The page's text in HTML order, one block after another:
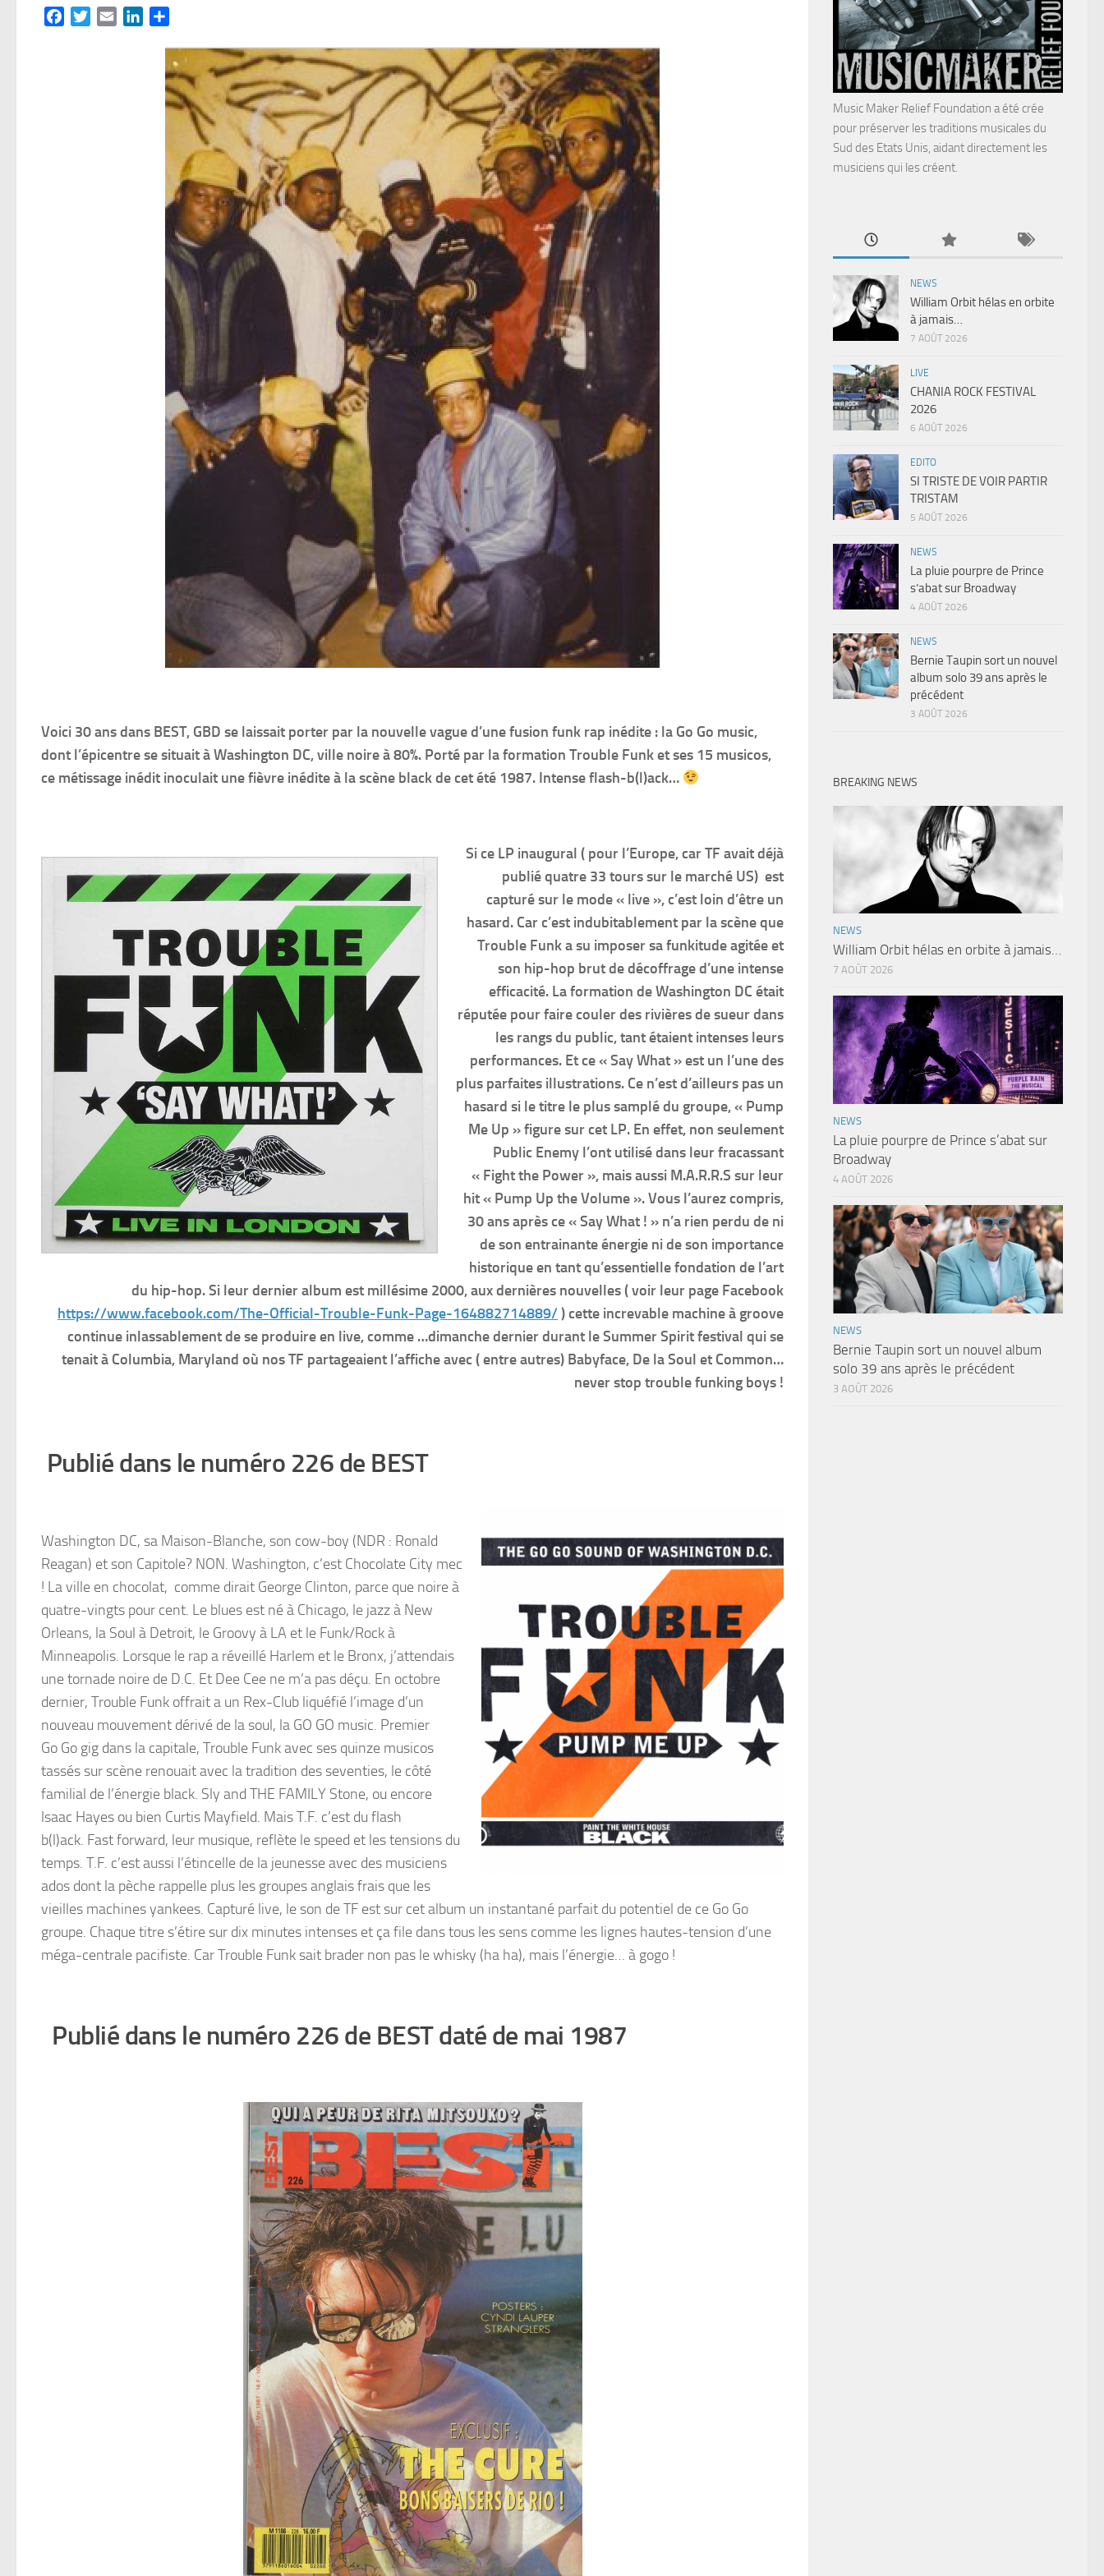
FacebookTwitterEmail LinkedIn
Voici 30 ans dans BEST, GBD se laissait porter par la nouvelle vague d’une fusion funk rap inédite : la Go Go music,
dont l’épicentre se situait à Washington DC, ville noire à 80%. Porté par la formation Trouble Funk et ses 15 musicos,
ce métissage inédit inoculait une fièvre inédite à la scène black de cet été 1987. Intense flash-b(l)ack…
Si ce LP inaugural ( pour l’Europe, car TF avait déjà
publié quatre 33 tours sur le marché US) est
capturé sur le mode « live », c’est loin d’être un
hasard. Car c’est indubitablement par la scène que
Trouble Funk a su imposer sa funkitude agitée et
son hip-hop brut de décoffrage d’une intense
efficacité. La formation de Washington DC était
réputée pour faire couler des rivières de sueur dans
les rangs du public, tant étaient intenses leurs
performances. Et ce « Say What » est un l’une des
plus parfaites illustrations. Ce n’est d’ailleurs pas un
hasard si le titre le plus samplé du groupe, « Pump
Me Up » figure sur cet LP. En effet, non seulement
Public Enemy l’ont utilisé dans leur fracassant
« Fight the Power », mais aussi M.A.R.R.S sur leur
hit « Pump Up the Volume ». Vous l’aurez compris,
30 ans après ce « Say What ! » n’a rien perdu de ni
de son entrainante énergie ni de son importance
historique en tant qu’essentielle fondation de l’art
du hip-hop. Si leur dernier album est millésime 2000, aux dernières nouvelles ( voir leur page Facebook
https://www.facebook.com/The-Official-Trouble-Funk-Page-164882714889/) cette increvable machine à groove
continue inlassablement de se produire en live, comme …dimanche dernier durant le Summer Spirit festival qui se
tenait à Columbia, Maryland où nos TF partageaient l’affiche avec ( entre autres) Babyface, De la Soul et Common…
never stop trouble funking boys !
Publié dans le numéro 226 de BEST
Washington DC, sa Maison-Blanche, son cow-boy (NDR : Ronald
Reagan) et son Capitole? NON. Washington, c’est Chocolate City mec
! La ville en chocolat, comme dirait George Clinton, parce que noire à
quatre-vingts pour cent. Le blues est né à Chicago, le jazz à New
Orleans, la Soul à Detroit, le Groovy à LA et le Funk/Rock à
Minneapolis. Lorsque le rap a réveillé Harlem et le Bronx, j’attendais
une tornade noire de D.C. Et Dee Cee ne m’a pas déçu. En octobre
dernier, Trouble Funk offrait a un Rex-Club liquéfié l’image d’un
nouveau mouvement dérivé de la soul, la GO GO music. Premier
Go Go gig dans la capitale, Trouble Funk avec ses quinze musicos
tassés sur scène renouait avec la tradition des seventies, le côté
familial de l’énergie black. Sly and THE FAMILY Stone, ou encore
lsaac Hayes ou bien Curtis Mayfield. Mais T.F. c’est du flash
b(l)ack. Fast forward, leur musique, reflète le speed et les tensions du
temps. T.F. c’est aussi l’étincelle de la jeunesse avec des musiciens
ados dont la pèche rappelle plus les groupes anglais frais que les
vieilles machines yankees. Capturé live, le son de TF est sur cet album un instantané parfait du potentiel de ce Go Go
groupe. Chaque titre s’étire sur dix minutes intenses et ça file dans tous les sens comme les lignes hautes-tension d’une
méga-centrale pacifiste. Car Trouble Funk sait brader non pas le whisky (ha ha), mais l’énergie… à gogo !
Publié dans le numéro 226 de BEST daté de mai 1987
Music Maker Relief Foundation a été crée
pour préserver les traditions musicales du
Sud des Etats Unis, aidant directement les
musiciens qui les créent.
NEWS
William Orbit hélas en orbite
à jamais…
7 AOÛT 2026
LIVE
CHANIA ROCK FESTIVAL
2026
6 AOÛT 2026
EDITO
SI TRISTE DE VOIR PARTIR
TRISTAM
5 AOÛT 2026
NEWS
La pluie pourpre de Prince
s’abat sur Broadway
4 AOÛT 2026
NEWS
Bernie Taupin sort un nouvel
album solo 39 ans après le
précédent
3 AOÛT 2026
BREAKING NEWS
NEWS
William Orbit hélas en orbite à jamais…
7 AOÛT 2026
NEWS
La pluie pourpre de Prince s’abat sur
Broadway
4 AOÛT 2026
NEWS
Bernie Taupin sort un nouvel album
solo 39 ans après le précédent
3 AOÛT 2026